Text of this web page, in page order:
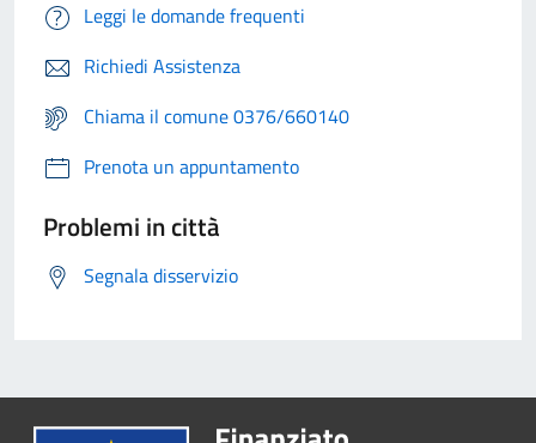
Leggi le domande frequenti
Richiedi Assistenza
Chiama il comune 0376/660140
Prenota un appuntamento
Problemi in città
Segnala disservizio